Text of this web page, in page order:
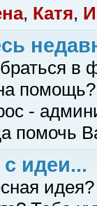
, Катя,
в
помощь?
-
помочь
идеи...